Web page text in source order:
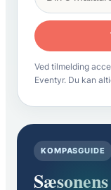
Ved tilmelding
Eventyr. Du kan
KOMPASGUIDE